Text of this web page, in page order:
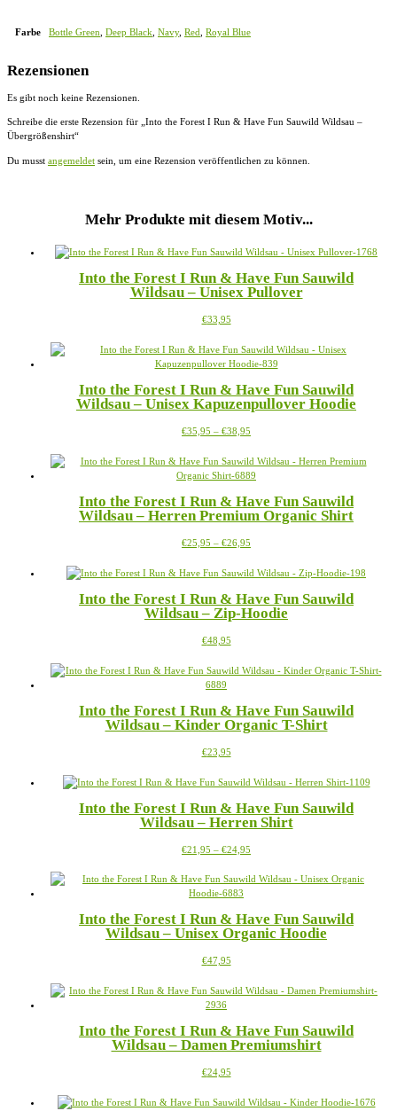
Farbe Bottle Green Deep Black Navy, Red Royal Blue
Rezensionen
Es gibt noch keine Rezensionen.
Schreibe die erste Rezension für „Into the Forest I Run & Have Fun Sauwild Wildsau –
Übergrößenshirt“
Du musst angemeldet sein, um eine Rezension veröffentlichen zu können.
Mehr Produkte mit diesem Motiv...
Into the Forest I Run & Have Fun Sauwild
Wildsau – Unisex Pullover
€33,95Dieses
weist
mehrere
auf.
Die
können
der
Produktseite
werden
Into the Forest I Run & Have Fun Sauwild
Wildsau – Unisex Kapuzenpullover Hoodie
€35,95 – €38,95
bis
€38,95
weist
mehrere
auf.
Die
der
gewählt
werden
Into the Forest I Run & Have Fun Sauwild
Wildsau – Herren Premium Organic Shirt
€25,95 – €26,95
bis
weist
Varianten
auf.
auf
gewählt
werden
Into the Forest I Run & Have Fun Sauwild
Wildsau – Zip-Hoodie
€48,95Dieses
weist
auf.
Die
können
der
gewählt
werden
Into the Forest I Run & Have Fun Sauwild
Wildsau – Kinder Organic T-Shirt
€23,95Dieses
weist
Varianten
auf.
Optionen
auf
der
gewählt
werden
Into the Forest I Run & Have Fun Sauwild
Wildsau – Herren Shirt
€21,95 – €24,95
bis
weist
auf.
Die
der
werden
Into the Forest I Run & Have Fun Sauwild
Wildsau – Unisex Organic Hoodie
€47,95Dieses
weist
auf.
Die
können
der
Into the Forest I Run & Have Fun Sauwild
Wildsau – Damen Premiumshirt
€24,95Dieses
weist